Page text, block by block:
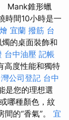
Mank錐形蠟
時間10小時是一
宜蘭 撥筋 台
的桌面裝飾和
台中油壓 記帳
高度性能和獨特
公司登記 台中
是您的理想選
哪種顏色，紋
的“香氣”。 宜